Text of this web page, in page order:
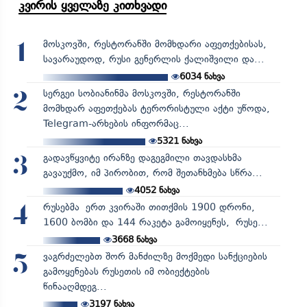
კვირის ყველაზე კითხვადი
1
მოსკოვში, რესტორანში მომხდარი აფეთქებისას,
სავარაუდოდ, რუსი გენერლის ქალიშვილი და...
6034ნახვა
2
სერგეი სობიანინმა მოსკოვში, რესტორანში
მომხდარ აფეთქებას ტერორისტული აქტი უწოდა,
Telegram-არხების ინფორმაც...
5321ნახვა
3
გადავწყვიტე ირანზე დაგეგმილი თავდასხმა
გავაუქმო, იმ პირობით, რომ შეთანხმება სწრა...
4052ნახვა
4
რუსებმა ერთ კვირაში თითქმის 1900 დრონი,
1600 ბომბი და 144 რაკეტა გამოიყენეს, რუსე...
3668ნახვა
5
ვაგრძელებთ შორ მანძილზე მოქმედი სანქციების
გამოყენებას რუსეთის იმ ობიექტების
წინააღმდეგ...
3197ნახვა